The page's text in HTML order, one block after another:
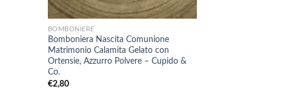
+
BOMBONIERE
Bomboniera Nascita Comunione
Matrimonio Calamita Gelato con
Ortensie, Azzurro Polvere – Cupido &
Co.
€2,80